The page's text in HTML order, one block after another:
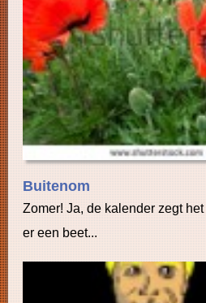
Buitenom
Zomer! Ja, de kalender zegt
er een beet...